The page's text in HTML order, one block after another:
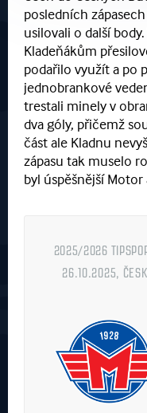
posledních
usilovali o další
Kladeňákům
podařilo využít a po
jednobrankové
trestali minely v
dva góly, přičemž
část ale Kladnu
zápasu tak muselo
byl úspěšnější
2025/2026
26.10.2025,